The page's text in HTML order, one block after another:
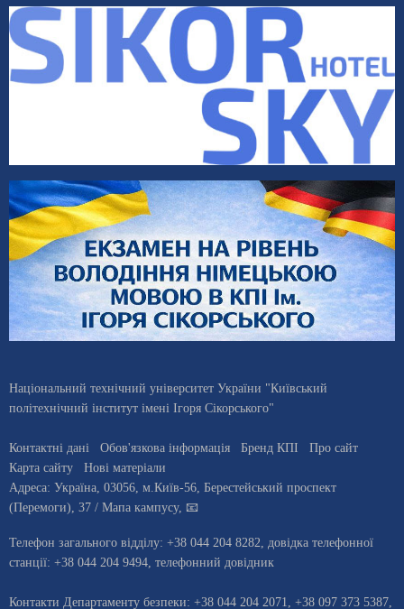
Національний технічний університет України "Київський
політехнічний інститут імені Ігоря Сікорського"
Контактні дані Обов'язкова інформація Бренд КПІ
Про сайт
Карта сайту
Нові матеріали
Адреса: Україна, 03056, м.Київ-56, Берестейський проспект
(Перемоги), 37 / Мапа кампусу, 📧
Телефон загального відділу: +38 044 204 8282, довiдка телефонної
станцiї: +38 044 204 9494, телефонний довідник
Контакти Департаменту безпеки: +38 044 204 2071, +38 097 373 5387,